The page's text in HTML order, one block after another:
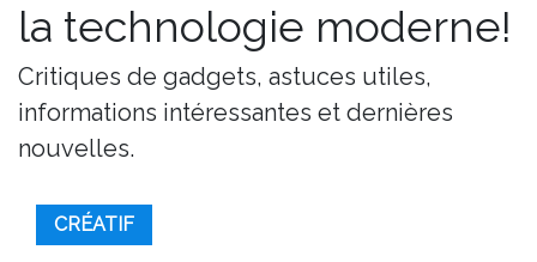
la technologie moderne!
Critiques de gadgets, astuces utiles,
informations intéressantes et dernières
nouvelles.
CRÉATIF